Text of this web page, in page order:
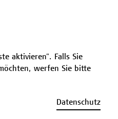
aktivieren". Falls Sie
werfen Sie bitte
Datenschutz